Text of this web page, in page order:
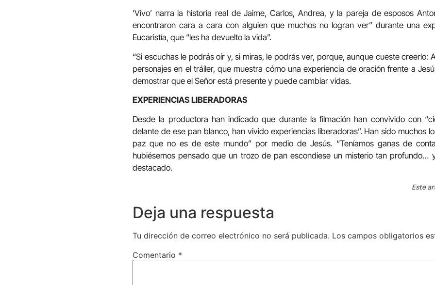
‘Vivo’ narra la historia real de Jaime, Carlos, Andrea, y la pareja de esposos
encontraron cara a cara con alguien que muchos no logran ver” durante una
Eucaristía, que “les ha devuelto la vida”.
“Si escuchas le podrás oír y, si miras, le podrás ver, porque, aunque cueste creerlo:
personajes en el tráiler, que muestra cómo una experiencia de oración frente a
demostrar que el Señor está presente y puede cambiar vidas.
EXPERIENCIAS LIBERADORAS
Desde la productora han indicado que durante la filmación han convivido con
delante de ese pan blanco, han vivido experiencias liberadoras”. Han sido muchos
paz que no es de este mundo” por medio de Jesús. “Teníamos ganas de
hubiésemos pensado que un trozo de pan escondiese un misterio tan profundo…
destacado.
Este
Deja una respuesta
Tu dirección de correo electrónico no será publicada. Los campos obligatorios
Comentario *